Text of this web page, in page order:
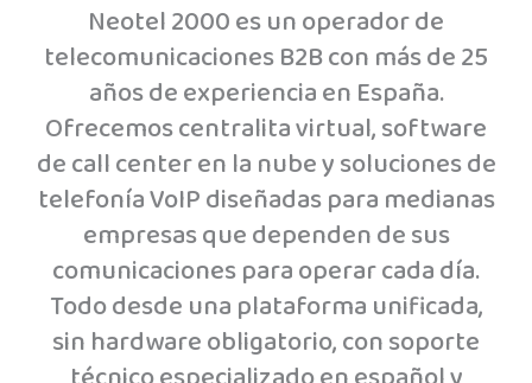
Neotel 2000 es un operador de
telecomunicaciones B2B con más de 25
años de experiencia en España.
Ofrecemos centralita virtual, software
de call center en la nube y soluciones de
telefonía VoIP diseñadas para medianas
empresas que dependen de sus
comunicaciones para operar cada día.
Todo desde una plataforma unificada,
sin hardware obligatorio, con soporte